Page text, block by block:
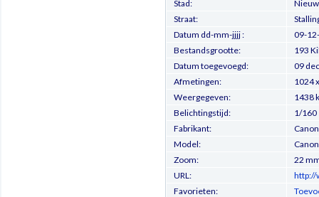
Stad:
Straat:
Datum dd-mm-jjjj :
09-
Bestandsgrootte:
193
Datum toegevoegd:
09
Afmetingen:
1024
Weergegeven:
1438
Belichtingstijd:
1/160
Fabrikant:
Canon
Model:
Zoom:
22
URL:
http://
Favorieten: